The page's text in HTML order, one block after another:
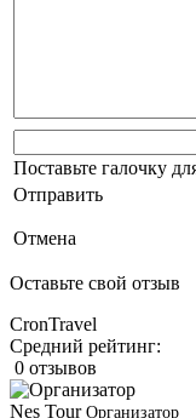
Поставьте галочку
Отправить
Отмена
Оставьте свой отзыв
CronTravel
Средний рейтинг:
0 отзывов
Nes Tour Организатор